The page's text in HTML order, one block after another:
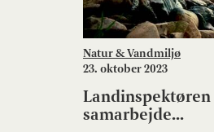
Natur & Vandmiljø
23. oktober 2023
samarbejde...